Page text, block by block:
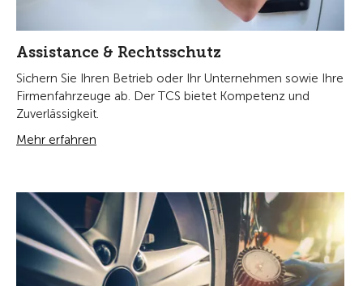
Assistance & Rechtsschutz
Sichern Sie Ihren Betrieb oder Ihr Unternehmen sowie Ihre
Firmenfahrzeuge ab. Der TCS bietet Kompetenz und
Zuverlässigkeit.
Mehr erfahren